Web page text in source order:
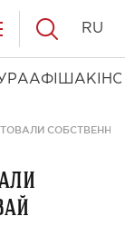
АФІША КІНО
RU